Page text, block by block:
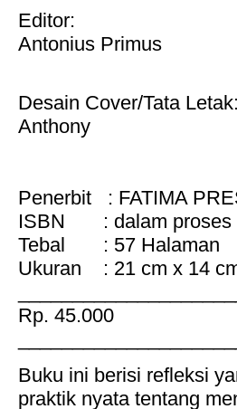
Editor:
Antonius Primus
Desain Cover/Tata Letak:
Anthony
Penerbit : FATIMA
ISBN : dalam proses
Tebal : 57 Halaman
Ukuran : 21 cm x 14
Rp. 45.000
Buku ini berisi refleksi
praktik nyata tentang